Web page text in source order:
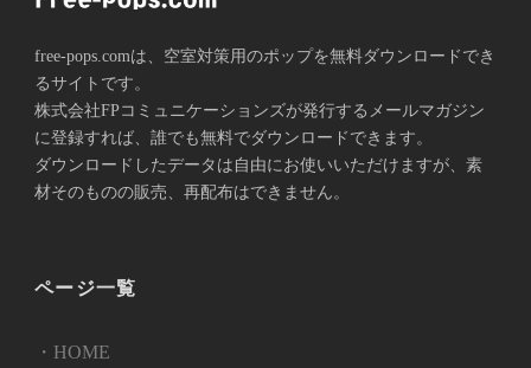
free-pops.comは、空室対策用のポップを無料ダウンロードでき
るサイトです。
株式会社FPコミュニケーションズが発⾏するメールマガジン
に登録すれば、誰でも無料でダウンロードできます。
ダウンロードしたデータは自由にお使いいただけますが、素
材そのものの販売、再配布はできません。
ページ一覧
・HOME